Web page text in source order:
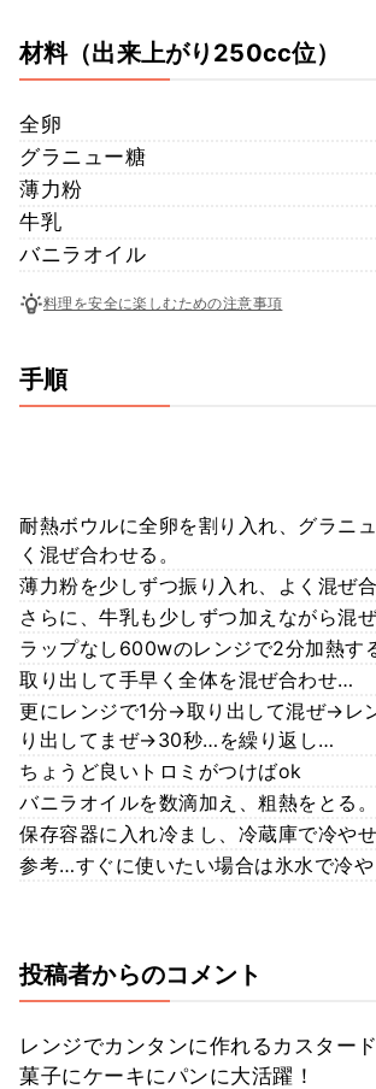
材料（出来上がり250cc位）
全卵
グラニュー糖
薄力粉
牛乳
バニラオイル
料理を安全に楽しむための注意事項
手順
耐熱ボウルに全卵を割り入れ、グラニ
く混ぜ合わせる。
薄力粉を少しずつ振り入れ、よく混ぜ合
さらに、牛乳も少しずつ加えながら混ぜ
ラップなし600wのレンジで2分加熱す
取り出して手早く全体を混ぜ合わせ…
更にレンジで1分→取り出して混ぜ→レ
り出してまぜ→30秒…を繰り返し…
ちょうど良いトロミがつけばok
バニラオイルを数滴加え、粗熱をとる。
保存容器に入れ冷まし、冷蔵庫で冷や
参考…すぐに使いたい場合は氷水で冷や
投稿者からのコメント
レンジでカンタンに作れるカスター
菓子にケーキにパンに大活躍！